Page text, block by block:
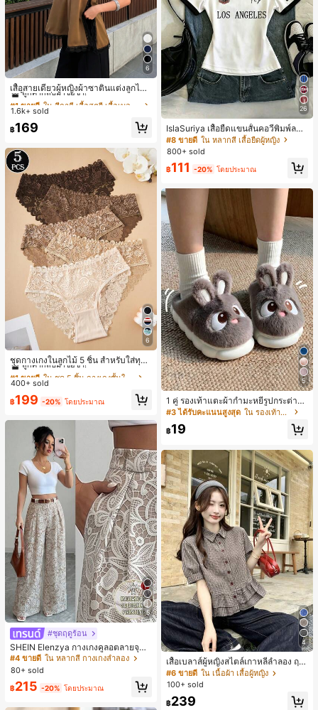
6
เสื้อสายเดี่ยวผู้หญิงผ้าซาตินแต่งลูกไม้
- เสื้อสายเดี่ยวฤดูร้อนสีคากีมีรอยผ่าด้า
นข้างที่น่าดึงดูดแบบสบายๆ
#1 ขายดี
ใน สีกากี เสื้อสตรี เสื้อเบลาส์ & Tee
ลูกค้ากลับมาซื้อซ้ำ!
#1 ขายดี
ลูกค้ากลับมาซื้อซ้ำ!
#1 ขายดี
ลูกค้ากลับมาซื้อซ้ำ!
#1 ขายดี
ใน สีกากี เสื้อสตรี เสื้อเบลาส์ & Tee
1.6k+ sold
฿169
6
ชุดกางเกงในลูกไม้ 5 ชิ้น สำหรับใส่ทุกวั
น
#1 ขายดี
ลูกค้ากลับมาซื้อซ้ำ!
#1 ขายดี
ลูกค้ากลับมาซื้อซ้ำ!
#1 ขายดี
ลูกค้ากลับมาซื้อซ้ำ!
#1 ขายดี
400+ sold
฿199 -20% โดยประมาณ
5
#ชุดฤดูร้อน
SHEIN Elenzya กางเกงคูลอตลายจุดเ
อวสูงแบบใหม่สำหรับฤดูใบไม้ผลิ/ฤดูร้อ
น, สไตล์หรูหราเหมาะสำหรับใส่ในชีวิต
ประจำวันและทำงาน, ให้ความรู้สึกวินเ
ทจสำหรับฤดูรับปริญญา, เทศกาลดนตร
ี, การแข่งม้าดาร์บี้, วันประกาศอิสรภาพ
#4 ขายดี ใน หลากสี กางเกงลำลอง
80+ sold
฿215 -20% โดยประมาณ
26
IslaSuriya เสื้อยืดแขนสั้นคอวีพิมพ์ลาย
สีตัดกันสำหรับผู้หญิง
#8 ขายดี ใน หลากสี เสื้อยืดผู้หญิง
800+ sold
฿111 -20% โดยประมาณ
5
1 คู่ รองเท้าแตะผ้ากำมะหยี่รูปกระต่าย
สำหรับผู้หญิง, อบอุ่นและสบาย, เหมาะ
สำหรับใส่ลำลองในฤดูใบไม้ร่วง/ฤดูหน
าว, รองเท้าบ้านผู้หญิงหรูหราใหม่, ส้นเ
รับฤดูหนาวที่อบอุ่น, รองเท้าแตะผ้ากำม
ะหยี่น่ารัก, ของขวัญปีใหม่/วันวาเลนไท
น์ในอุดมคติ, รองเท้าแตะคู่รัก, ของขวั
ญวันแม่, สวน, ของตกแต่งห้องครัว, ฤดู
ร้อน, ชายหาด, ของใช้จำเป็นสำหรับกา
รเดินทาง, ของตกแต่งห้อง, นุ่มนิ่ม, การ
สำเร็จการศึกษา, ชั้นวางรองเท้า, ประห
ยัดพื้นที่จัดเก็บ, กลางแจ้ง, สวน, พิธีสำเ
ร็จการศึกษา, พิธีจบการศึกษา, ยินดีด้ว
ยบัณฑิต, บัณฑิตที่สำเร็จการศึกษา, ผู้ก
ล่าวคำอำลา, เรียนจบ, งานเลี้ยงจบการ
ศึกษา
#3 ได้รับคะแนนสูงสุด ใน รองเท้าแตะใส่ในบ้าน
฿19
4
เสื้อเบลาส์ผู้หญิงสไตล์เกาหลีลำลอง ฤดู
ใบไม้ผลิ/ฤดูร้อนใหม่ ชายระบาย ชิคแล
ะหรูหรา
#6 ขายดี ใน เนื้อผ้า เสื้อผู้หญิง
100+ sold
฿239